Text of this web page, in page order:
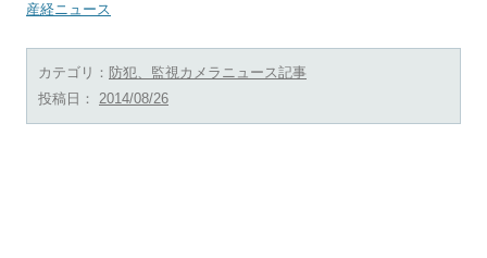
産経ニュース
カテゴリ： 防犯、監視カメラニュース記事
投稿日： 2014/08/26